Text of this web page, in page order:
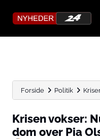
Forside Politik
Krisen vokser:
dom over Pia